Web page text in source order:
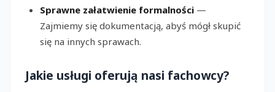
Sprawne załatwienie formalności —
Zajmiemy się dokumentacją, abyś mógł skupić
się na innych sprawach.
Jakie usługi oferują nasi fachowcy?